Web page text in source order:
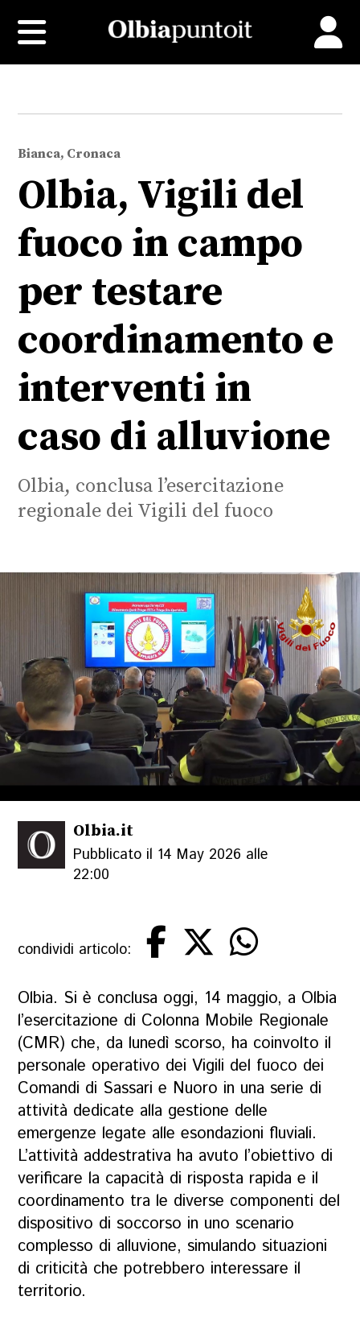
Bianca, Cronaca
Olbia, Vigili del
fuoco in campo
per testare
coordinamento e
interventi in
caso di alluvione
Olbia, conclusa l’esercitazione
regionale dei Vigili del fuoco
Olbia.it
Pubblicato il 14 May 2026 alle
22:00
condividi articolo:
Olbia. Si è conclusa oggi, 14 maggio, a Olbia
l’esercitazione di Colonna Mobile Regionale
(CMR) che, da lunedì scorso, ha coinvolto il
personale operativo dei Vigili del fuoco dei
Comandi di Sassari e Nuoro in una serie di
attività dedicate alla gestione delle
emergenze legate alle esondazioni fluviali.
L’attività addestrativa ha avuto l’obiettivo di
verificare la capacità di risposta rapida e il
coordinamento tra le diverse componenti del
dispositivo di soccorso in uno scenario
complesso di alluvione, simulando situazioni
di criticità che potrebbero interessare il
territorio.